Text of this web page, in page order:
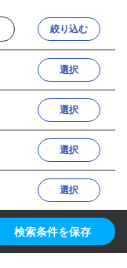
絞り込む
選択
選択
選択
選択
検索条件を保存